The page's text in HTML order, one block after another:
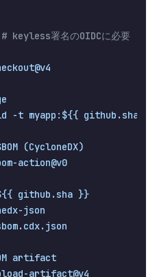
# keyless署名のOIDCに必要
-t myapp:${{ github.sha
(CycloneDX)
action@v0
github.sha }}
json
artifact
artifact@v4